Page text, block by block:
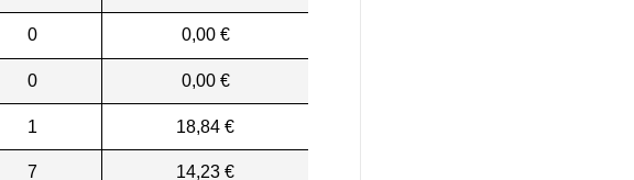
0 0,00 €
0 0,00 €
1 18,84 €
7 14,23 €